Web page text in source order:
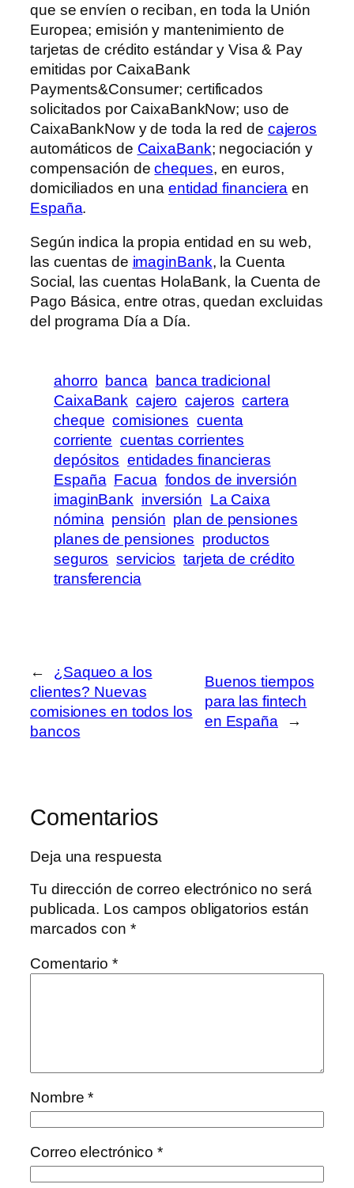
que se envíen o reciban, en toda la Unión
Europea; emisión y mantenimiento de
tarjetas de crédito estándar y Visa & Pay
emitidas por CaixaBank
Payments&Consumer; certificados
solicitados por CaixaBankNow; uso de
CaixaBankNow y de toda la red de cajeros
automáticos de CaixaBank; negociación y
compensación decheques, en euros,
domiciliados en una entidad financiera en
España.
Según indica la propia entidad en su web,
las cuentas de imaginBank, la Cuenta
Social, las cuentas HolaBank, la Cuenta de
Pago Básica, entre otras, quedan excluidas
del programa Día a Día.
ahorro banca
banca tradicional
CaixaBank cajero cajeros cartera
cheque comisiones cuenta
corriente cuentas corrientes
depósitos entidades financieras
España Facua fondos de inversión
imaginBank inversión La Caixa
nómina pensión plan de pensiones
planes de pensiones productos
seguros servicios tarjeta de crédito
transferencia
←
¿Saqueo a los
clientes? Nuevas
comisiones en todos los
bancos
Buenos tiempos
para las fintech
en España
→
Comentarios
Deja una respuesta
Tu dirección de correo electrónico no será
publicada. Los campos obligatorios están
marcados con *
Comentario *
Nombre*
Correo electrónico*